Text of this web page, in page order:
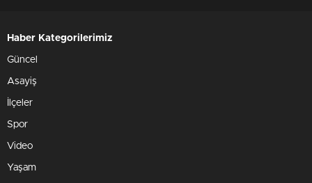
Haber Kategorilerimiz
Güncel
Asayiş
İlçeler
Spor
Video
Yaşam